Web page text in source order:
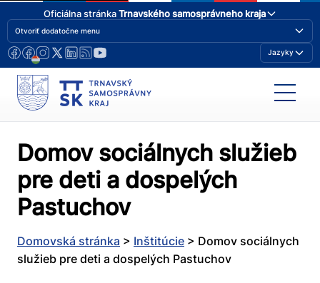
Oficiálna stránkaTrnavského samosprávneho kraja
Otvoriť dodatočne menu
Jazyky
Domov sociálnych služieb
pre deti a dospelých
Pastuchov
Domovská stránka > Inštitúcie > Domov sociálnych
služieb pre deti a dospelých Pastuchov